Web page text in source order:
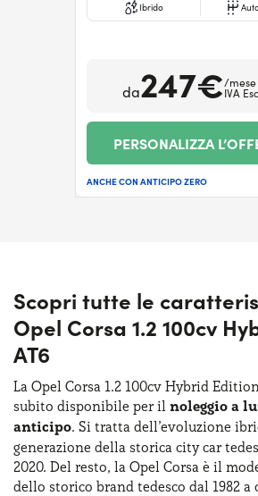
Ibrido
da247€/mese
IVA
PERSONALIZZA
ANCHE CON ANTICIPO ZERO
Scopri tutte le
Opel Corsa 1.2 100cv
AT6
La Opel Corsa 1.2 100cv Hybrid
subito disponibile per il noleggio a
anticipo. Si tratta dell’evoluzione
generazione della storica city car
2020. Del resto, la Opel Corsa è il
dello storico brand tedesco dal 1982 a